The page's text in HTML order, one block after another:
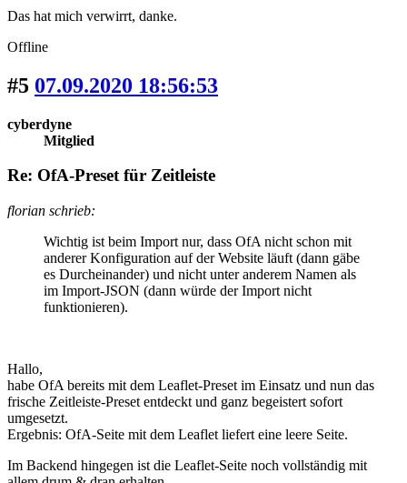
Das hat mich verwirrt, danke.
Offline
#5 07.09.2020 18:56:53
cyberdyne
Mitglied
Re: OfA-Preset für Zeitleiste
florian schrieb:
Wichtig ist beim Import nur, dass OfA nicht schon mit
anderer Konfiguration auf der Website läuft (dann gäbe
es Durcheinander) und nicht unter anderem Namen als
im Import-JSON (dann würde der Import nicht
funktionieren).
Hallo,
habe OfA bereits mit dem Leaflet-Preset im Einsatz und nun das
frische Zeitleiste-Preset entdeckt und ganz begeistert sofort
umgesetzt.
Ergebnis: OfA-Seite mit dem Leaflet liefert eine leere Seite.
Im Backend hingegen ist die Leaflet-Seite noch vollständig mit